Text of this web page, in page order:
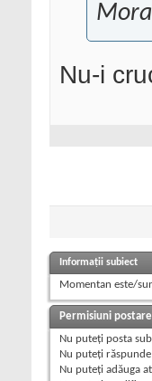
Nu-i
Informații subiect
Momentan este/
Permisiuni postare
Nu puteţi posta
Nu puteţi
Nu puteţi adăuga